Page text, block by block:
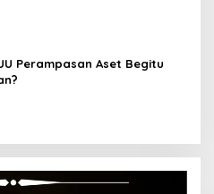
Perampasan Aset Begitu